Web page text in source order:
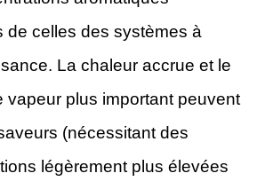
de celles des systèmes à
La chaleur accrue et le
vapeur plus important peuvent
(nécessitant des
légèrement plus élevées